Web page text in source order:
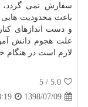
سفارش نمی
باعث محدودیت هایی
و دست اندازهای
علت هجوم دانش
لازم است در هنگام
5.0
/ 5
1398/07/09